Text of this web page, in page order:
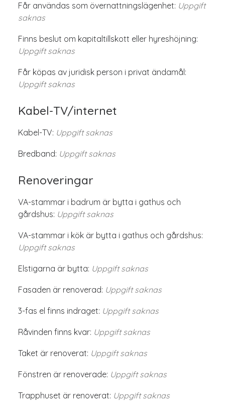
Får användas som övernattningslägenhet: Uppgift
saknas
Finns beslut om kapitaltillskott eller hyreshöjning:
Uppgift saknas
Får köpas av juridisk person i privat ändamål:
Uppgift saknas
Kabel-TV/internet
Kabel-TV: Uppgift saknas
Bredband: Uppgift saknas
Renoveringar
VA-stammar i badrum är bytta i gathus och
gårdshus: Uppgift saknas
VA-stammar i kök är bytta i gathus och gårdshus:
Uppgift saknas
Elstigarna är bytta: Uppgift saknas
Fasaden är renoverad: Uppgift saknas
3-fas el finns indraget: Uppgift saknas
Råvinden finns kvar: Uppgift saknas
Taket är renoverat: Uppgift saknas
Fönstren är renoverade: Uppgift saknas
Trapphuset är renoverat: Uppgift saknas